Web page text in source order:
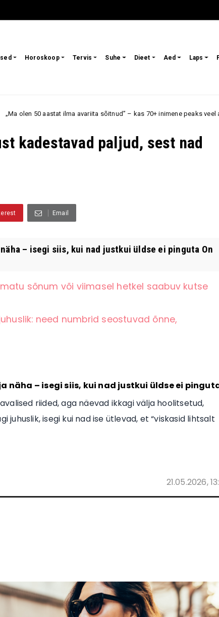
Horoskoop Tervis Suhe Dieet Aed Laps
avariita sõitnud” – kas 70+ inimene peaks veel autot juhtima, kui
kadestavad paljud, sest nad
Email
– isegi siis, kui nad justkui üldse ei pinguta On
sõnum või viimasel hetkel saabuv kutse
need numbrid seostuvad õnne,
– isegi siis, kui nad justkui üldse ei
riided, aga näevad ikkagi välja hoolitsetud,
juhuslik, isegi kui nad ise ütlevad, et “viskasid lihtsalt
21.05.2026,